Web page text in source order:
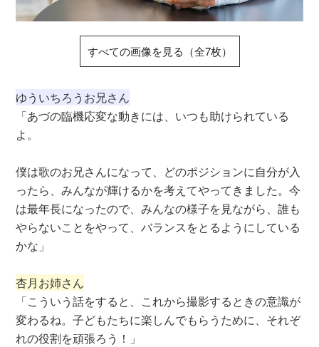
すべての画像を見る（全7枚）
ゆういちろうお兄さん
「あづの臨機応変な動きには、いつも助けられている
よ。
僕は歌のお兄さんになって、どのポジションに自分が入
ったら、みんなが輝けるかを考えてやってきました。今
は最年長になったので、みんなの様子を見ながら、誰も
やらないことをやって、バランスをとるようにしている
かな」
杏月お姉さん
「こういう話をすると、これから撮影するときの意識が
変わるね。子どもたちに楽しんでもらうために、それぞ
れの役割を頑張ろう！」